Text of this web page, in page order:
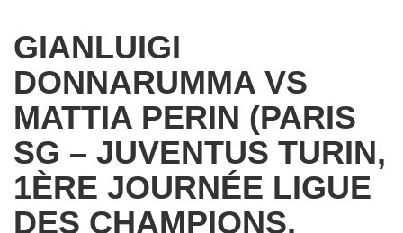
GIANLUIGI
DONNARUMMA VS
MATTIA PERIN (PARIS
SG – JUVENTUS TURIN,
1ÈRE JOURNÉE LIGUE
DES CHAMPIONS,